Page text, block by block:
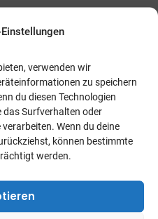
verwenden wir
zu speichern
du diesen Technologien
Surfverhalten oder
Wenn du deine
können bestimmte
werden.
Sport aus Leidenschaft
oder andere unter euch
die Covid-Regelungen:
– Geimpft – Genesen).
mit dem ihr
der
hinsichtlich